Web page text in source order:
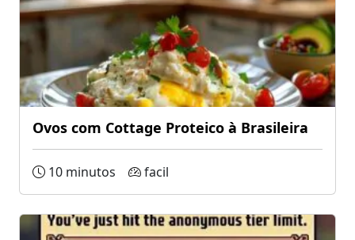
Ovos com Cottage Proteico à Brasileira
10 minutos facil